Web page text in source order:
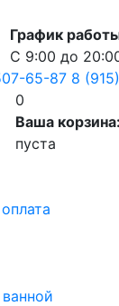
График
С 9:00 до
65-87 8
0
Ваша корзина:
пуста